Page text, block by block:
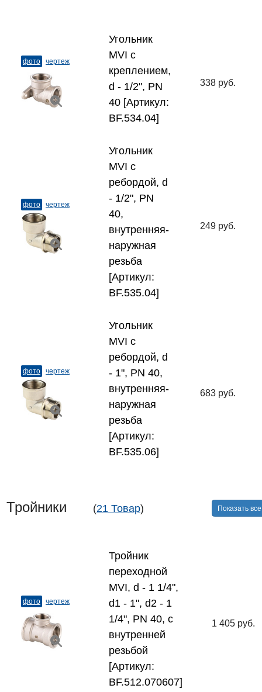
фото чертеж
Угольник
MVI с
креплением,
d - 1/2", PN
40 [Артикул:
BF.534.04]
338 руб.
фото чертеж
Угольник
MVI с
ребордой, d
- 1/2", PN
40,
внутренняя-
наружная
резьба
[Артикул:
BF.535.04]
249 руб.
фото чертеж
Угольник
MVI с
ребордой, d
- 1", PN 40,
внутренняя-
наружная
резьба
[Артикул:
BF.535.06]
683 руб.
Тройники (21 Товар) Показать все
фото чертеж
Тройник
переходной
MVI, d - 1 1/4",
d1 - 1", d2 - 1
1/4", PN 40, с
внутренней
резьбой
[Артикул:
BF.512.070607]
1 405 руб.